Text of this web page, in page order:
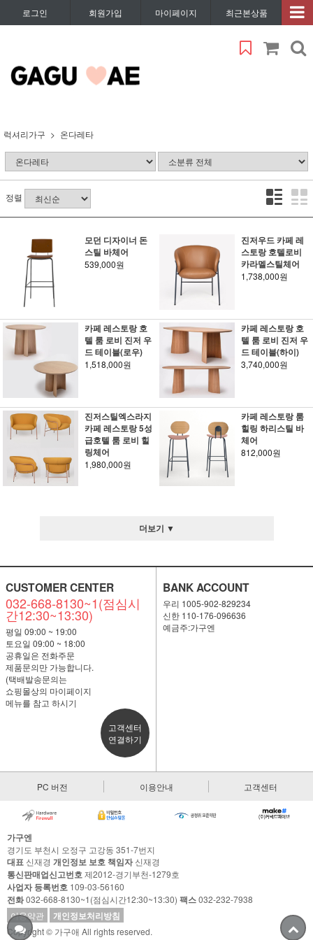
로그인 회원가입 마이페이지 최근본상품
럭셔리가구 온다레타
정렬
모던 디자이너 돈
스틸 바체어
539,000원
진저우드 카페 레
스토랑 호텔로비
카라멜스틸체어
1,738,000원
카페 레스토랑 호
텔 룸 로비 진저 우
드 테이블(로우)
1,518,000원
카페 레스토랑 호
텔 룸 로비 진저 우
드 테이블(하이)
3,740,000원
진저스틸엑스라지
카페 레스토랑 5성
급호텔 룸 로비 힐
링체어
1,980,000원
카페 레스토랑 룸
힐링 하리스틸 바
체어
812,000원
더보기 ▼
CUSTOMER CENTER
032-668-8130~1(점심시
간12:30~13:30)
평일 09:00 ~ 19:00
토요일 09:00 ~ 18:00
공휴일은 전화주문
제품문의만 가능합니다.
(택배발송문의는
쇼핑몰상의 마이페이지
메뉴를 참고 하시기
고객센터
연결하기
BANK ACCOUNT
우리 1005-902-829234
신한 110-176-096636
예금주:가구엔
PC 버전 이용안내 고객센터
가구엔
경기도 부천시 오정구 고강동 351-7번지
대표 신재경 개인정보 보호 책임자신재경
통신판매업신고번호제2012-경기부천-1279호
사업자 등록번호 109-03-56160
전화032-668-8130~1(점심시간12:30~13:30) 팩스032-232-7938
이용약관
개인정보처리방침
Copyright © 가구애 All rights reserved.